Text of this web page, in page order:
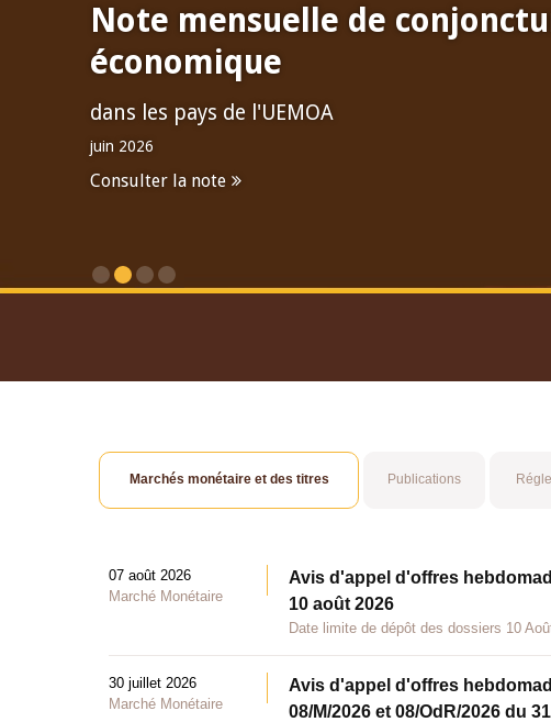
Note mensuelle de
économique
dans les pays de l'UEMOA
juin 2026
Consulter la note
Marchés monétaire et des titres Publications
07 août 2026
Marché Monétaire
Avis d'appel d'offres
10 août 2026
Date limite de dépôt des dossiers 10
30 juillet 2026
Marché Monétaire
Avis d'appel d'offres
08/M/2026 et 08/OdR/2026 du